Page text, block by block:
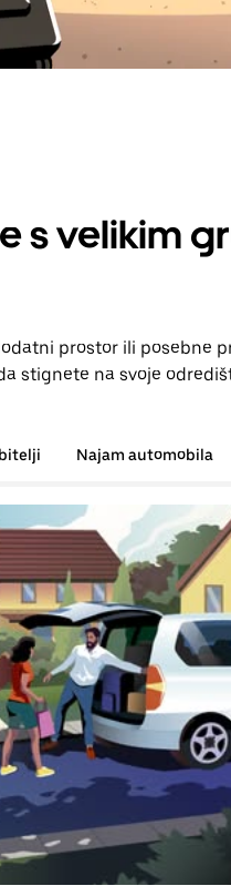
s velikim
prostor ili posebne
stignete na svoje
Najam automobila